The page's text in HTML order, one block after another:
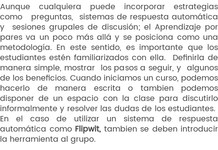
Aunque cualquiera puede incorporar estrategias
como preguntas, sistemas de respuesta automática
y sesiones grupales de discusión; el Aprendizaje por
pares va un poco más allá y se posiciona como una
metodología. En este sentido, es importante que los
estudiantes estén familiarizados con ella. Definirla de
manera simple, mostrar los pasos a seguir, y algunos
de los beneficios. Cuando iniciamos un curso, podemos
hacerlo de manera escrita o tambien podemos
disponer de un espacio con la clase para discutirlo
informalmente y resolver las dudas de los estudiantes.
En el caso de utilizar un sistema de respuesta
automática como Flipwit, tambien se deben introducir
la herramienta al grupo.